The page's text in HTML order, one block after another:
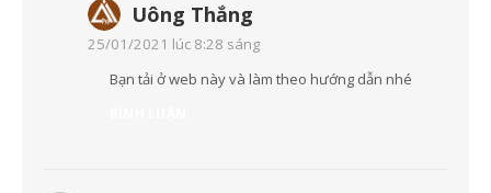
Uông Thắng
25/01/2021 lúc 8:28 sáng
Bạn tải ở web này và làm theo hướng dẫn nhé